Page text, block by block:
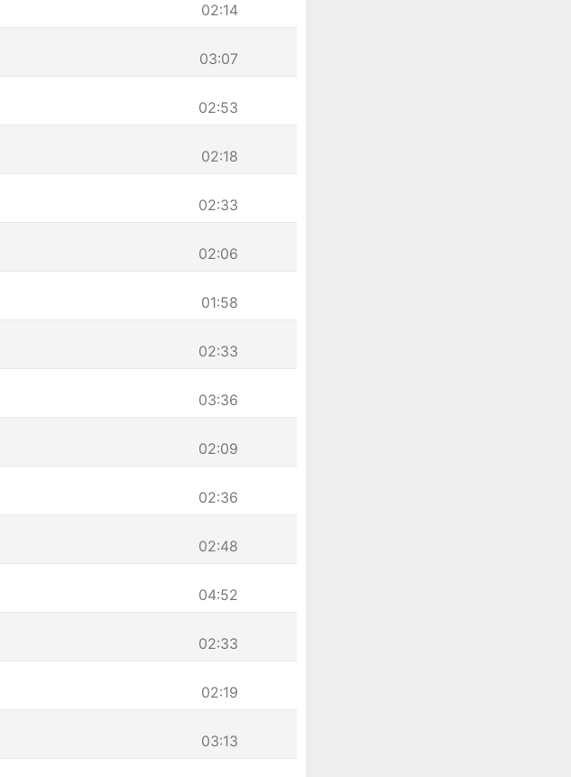
02:14
03:07
02:53
02:18
02:33
02:06
01:58
02:33
03:36
02:09
02:36
02:48
04:52
02:33
02:19
03:13